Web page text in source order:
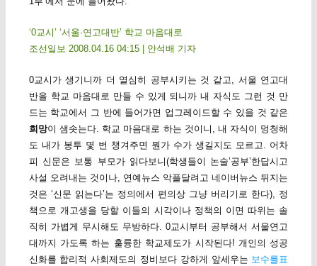
‘0교시’ ‘서울·연고대반’ 학교 마음대로
조선일보 2008.04.16 04:15 | 안석배 기자
0교시가 생기니까 더 열심히 공부시키는 것 같고, 서울 연고대
반을 학교 마음대로 만들 수 있게 되니까 내 자식도 그런 것 만
드는 학교에서 그 반에 들어가면 업그레이드할 수 있을 것 같은
희망이 샘솟는다. 학교 마음대로 하는 것이니, 내 자식이 멍청해
도 내가 봉투 몇 번 챙겨주면 뭔가 수가 생길지도 모르고. 어차
피 신문은 보통 부모가 읽다보니(학생들이 논술’공부’한답시고
사설 오려내는 것이나, 연예뉴스 악플달려고 네이버뉴스 뒤지는
것은 ‘신문 읽는다’는 정의에서 편의상 그냥 버리기로 한다), 정
책으로 개고생을 당할 이들의 시각이나 정책의 이면 따위는 솔
직히 가볍게 무시해도 무방하다. 0교시부터 공부해서 서울연고
대까지 가도록 하는 훌륭한 학교제도가 시작된다! 개인의 성공
신화를 합리적 사회제도의 정비보다 강하게 앞세우는 보수를표